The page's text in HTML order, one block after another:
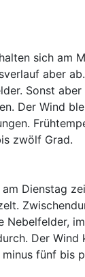
sich am
aber
Sonst
Der Wind
zwölf Grad.
Dienstag
Nebelfelder,
Der
fünf bis